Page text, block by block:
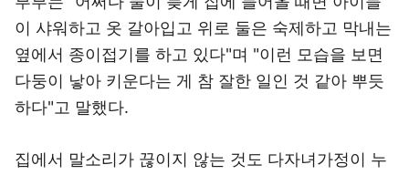
이 샤워하고 옷 갈아입고 위로 둘은 숙제하고 막내는
옆에서 종이접기를 하고 있다"며 "이런 모습을 보면
다둥이 낳아 키운다는 게 참 잘한 일인 것 같아 뿌듯
하다"고 말했다.
집에서 말소리가 끊이지 않는 것도 다자녀가정이 누